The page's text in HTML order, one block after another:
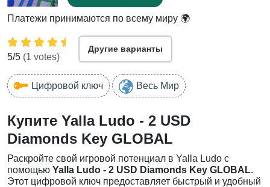
Платежи принимаются по всему миру 🌍
5/5 (1 votes)
Другие варианты
Цифровой ключ Весь Мир
Купите Yalla Ludo - 2 USD
Diamonds Key GLOBAL
Раскройте свой игровой потенциал в Yalla Ludo с
помощью Yalla Ludo - 2 USD Diamonds Key GLOBAL.
Этот цифровой ключ предоставляет быстрый и удобный